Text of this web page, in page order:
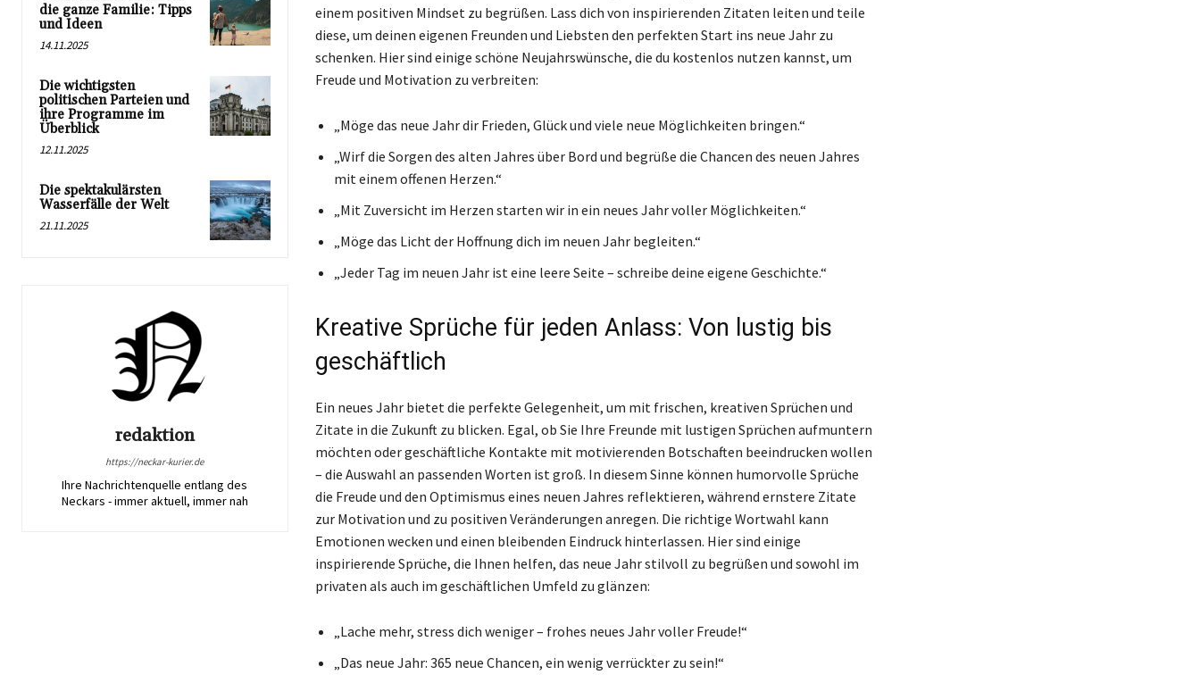
die ganze Familie: Tipps
und Ideen
14.11.2025
Die wichtigsten
politischen Parteien und
ihre Programme im
Überblick
12.11.2025
Die spektakulärsten
Wasserfälle der Welt
21.11.2025
redaktion
https://neckar-kurier.de
Ihre Nachrichtenquelle entlang des
Neckars - immer aktuell, immer nah
einem positiven Mindset zu begrüßen. Lass dich von inspirierenden Zitaten leiten und teile
diese, um deinen eigenen Freunden und Liebsten den perfekten Start ins neue Jahr zu
schenken. Hier sind einige schöne Neujahrswünsche, die du kostenlos nutzen kannst, um
Freude und Motivation zu verbreiten:
„Möge das neue Jahr dir Frieden, Glück und viele neue Möglichkeiten bringen.“
„Wirf die Sorgen des alten Jahres über Bord und begrüße die Chancen des neuen Jahres
mit einem offenen Herzen.“
„Mit Zuversicht im Herzen starten wir in ein neues Jahr voller Möglichkeiten.“
„Möge das Licht der Hoffnung dich im neuen Jahr begleiten.“
„Jeder Tag im neuen Jahr ist eine leere Seite – schreibe deine eigene Geschichte.“
Kreative Sprüche für jeden Anlass: Von lustig bis
geschäftlich
Ein neues Jahr bietet die perfekte Gelegenheit, um mit frischen, kreativen Sprüchen und
Zitate in die Zukunft zu blicken. Egal, ob Sie Ihre Freunde mit lustigen Sprüchen aufmuntern
möchten oder geschäftliche Kontakte mit motivierenden Botschaften beeindrucken wollen
– die Auswahl an passenden Worten ist groß. In diesem Sinne können humorvolle Sprüche
die Freude und den Optimismus eines neuen Jahres reflektieren, während ernstere Zitate
zur Motivation und zu positiven Veränderungen anregen. Die richtige Wortwahl kann
Emotionen wecken und einen bleibenden Eindruck hinterlassen. Hier sind einige
inspirierende Sprüche, die Ihnen helfen, das neue Jahr stilvoll zu begrüßen und sowohl im
privaten als auch im geschäftlichen Umfeld zu glänzen:
„Lache mehr, stress dich weniger – frohes neues Jahr voller Freude!“
„Das neue Jahr: 365 neue Chancen, ein wenig verrückter zu sein!“